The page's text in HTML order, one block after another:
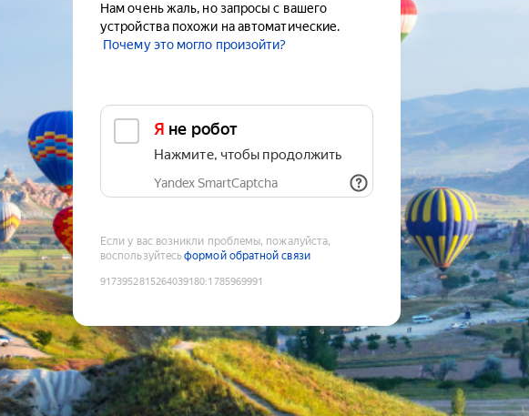
Нам очень жаль, но запросы с вашего
устройства похожи на автоматические.
Почему это могло произойти?
Я не робот
Нажмите, чтобы продолжить
Yandex SmartCaptcha
Если у вас возникли проблемы, пожалуйста,
воспользуйтесьформой обратной связи
9173952815264039180:1785969991